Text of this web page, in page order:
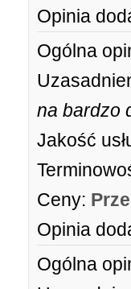
Opinia
Ogólna
na bardzo
Jakość
Ceny:
Opinia
Ogólna